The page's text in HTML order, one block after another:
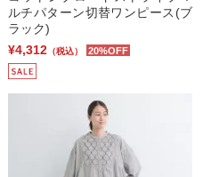
ルチパターン切替ワンピース(ブ
ラック)
¥4,312 （税込） 20%OFF